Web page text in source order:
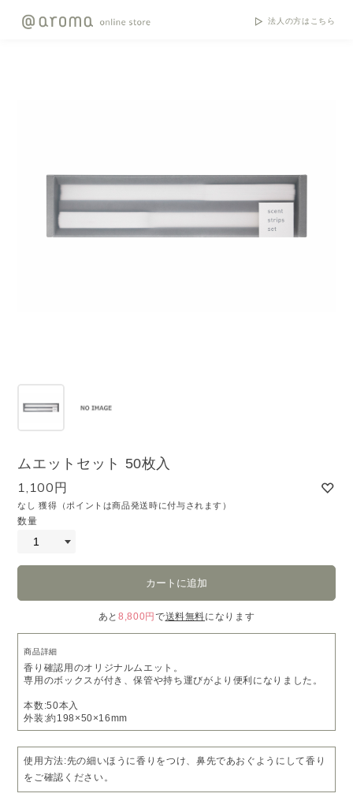
法人の方はこちら
ムエットセット 50枚入
1,100円
なし 獲得（ポイントは商品発送時に付与されます）
数量
あと8,800円 で送料無料になります
商品詳細
香り確認用のオリジナルムエット。
専用のボックスが付き、保管や持ち運びがより便利になりました。
本数:50本入
外装:約198×50×16mm
使用方法:先の細いほうに香りをつけ、鼻先であおぐようにして香り
をご確認ください。